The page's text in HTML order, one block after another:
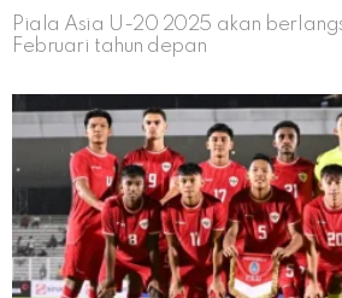
Piala Asia U-20 2025 akan
Februari tahun depan